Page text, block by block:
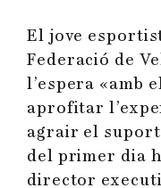
El jove
Federació de
l’espera «amb
aprofitar
agrair el
del primer dia
director